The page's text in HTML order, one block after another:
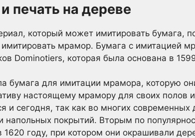
печать на дереве
который может имитировать бумага,
мрамор. Бумага с имитацией
Dominotiers, которая была основана в
бумага для имитации мрамора, которую
настоящему мрамору для своих полов
и сегодня, так как во многих современных
покрытий. Вторым по
году, при котором они окрашивали